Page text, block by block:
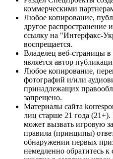
коммерческими
Любое копирование,
другое распространение
ссылку на "Интерфакс-
воспрещается.
Владелец веб-страницы
является автор
Любое копирование,
фотографий и/или
принадлежащих
запрещено.
Материалы сайта
лиц старше 21 года
может вызвать игровую
правила (принципы)
обнаружении первых
немедленно обратитесь